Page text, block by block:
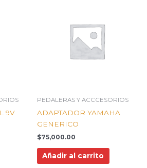
9V
PEDALERAS Y ACCCESORIOS
ADAPTADOR YAMAHA
GENERICO
$75,000.00
Añadir al carrito